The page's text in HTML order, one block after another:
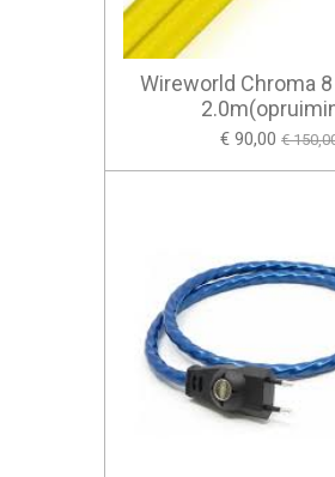
Wireworld Chroma
€ 90,00 €